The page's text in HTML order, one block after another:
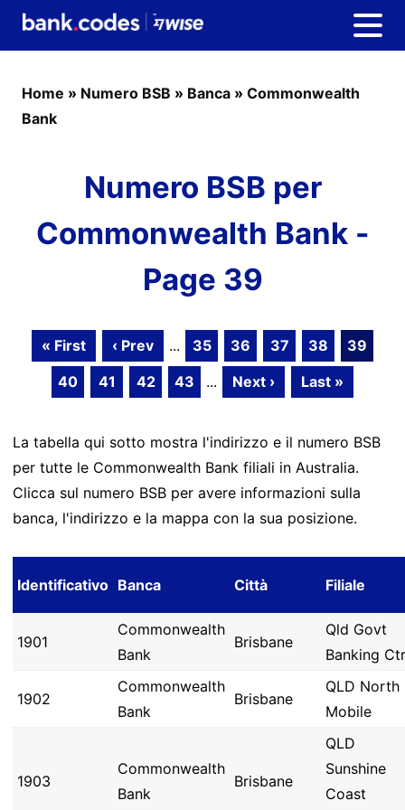
Home » Numero BSB » Banca » Commonwealth
Bank
Numero BSB per
Commonwealth Bank -
Page 39
« First ‹ Prev ... 35 36 37 38
39
40
41 42 43 ... Next › Last »
La tabella qui sotto mostra l'indirizzo e il numero BSB
per tutte le Commonwealth Bank filiali in Australia.
Clicca sul numero BSB per avere informazioni sulla
banca, l'indirizzo e la mappa con la sua posizione.
Identificativo Banca Città Filiale
1901
Commonwealth
Bank
Brisbane
Qld Govt
Banking
1902
Commonwealth
Bank
Brisbane
QLD North
Mobile
1903
Commonwealth
Bank
Brisbane
QLD
Sunshine
Coast